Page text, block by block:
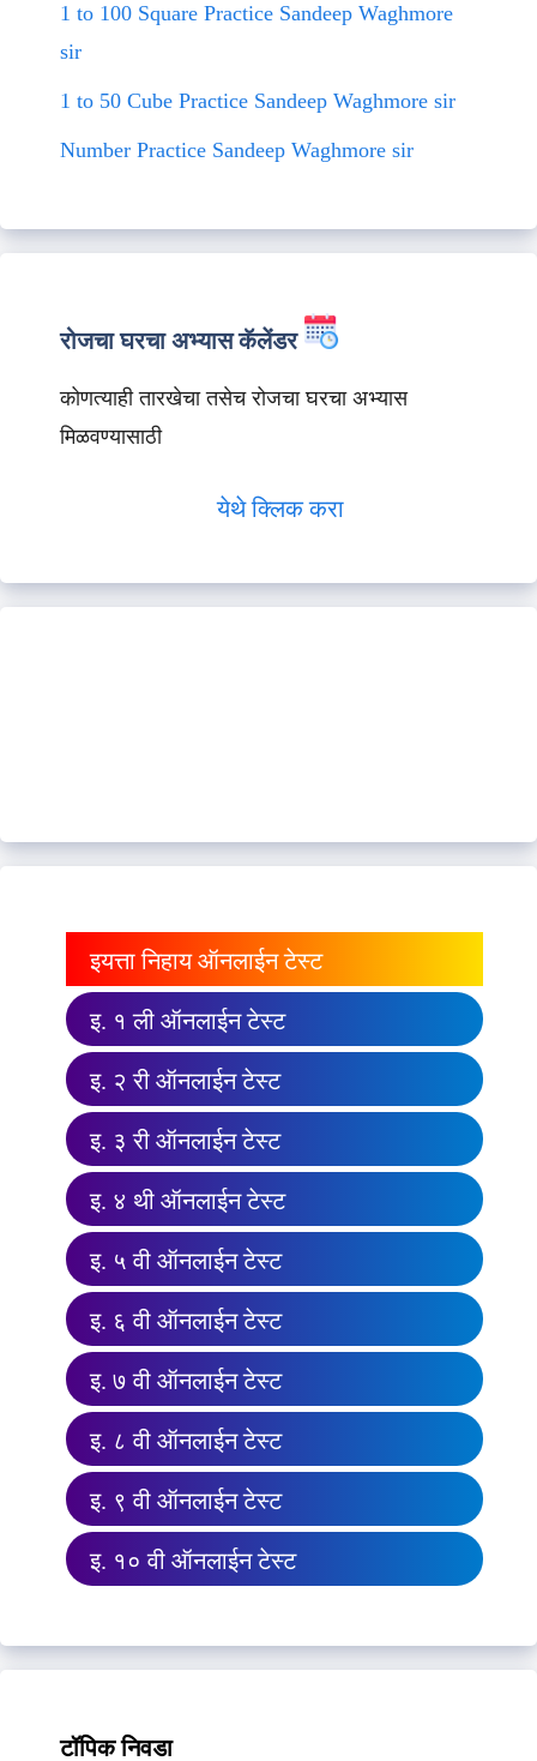
1 to 100 Square Practice Sandeep Waghmore
sir
1 to 50 Cube Practice Sandeep Waghmore sir
Number Practice Sandeep Waghmore sir
रोजचा घरचा अभ्यास कॅलेंडर
कोणत्याही तारखेचा तसेच रोजचा घरचा अभ्यास
मिळवण्यासाठी
येथे क्लिक करा
इयत्ता निहाय ऑनलाईन टेस्ट
इ. १ ली ऑनलाईन टेस्ट
इ. २ री ऑनलाईन टेस्ट
इ. ३ री ऑनलाईन टेस्ट
इ. ४ थी ऑनलाईन टेस्ट
इ. ५ वी ऑनलाईन टेस्ट
इ. ६ वी ऑनलाईन टेस्ट
इ. ७ वी ऑनलाईन टेस्ट
इ. ८ वी ऑनलाईन टेस्ट
इ. ९ वी ऑनलाईन टेस्ट
इ. १० वी ऑनलाईन टेस्ट
टॉपिक निवडा